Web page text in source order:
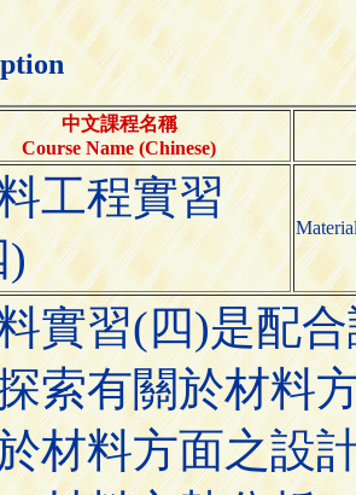
中文課程名稱
Course Name (Chinese)
工程實習
)
實習(四)是配
索有關於材料
材料方面之設